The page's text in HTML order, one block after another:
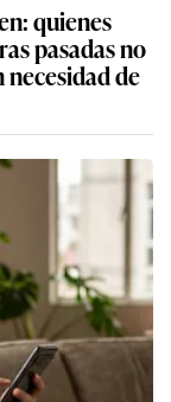
quienes
pasadas no
de